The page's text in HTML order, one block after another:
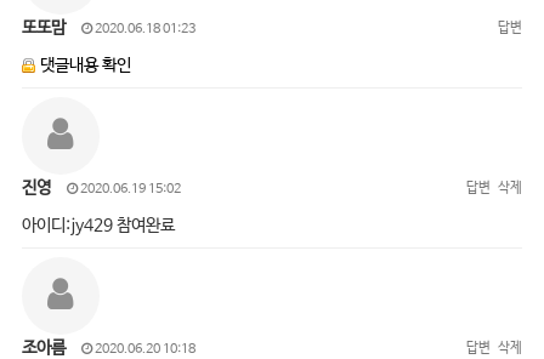
또또맘 2020.06.18 01:23 답변
댓글내용 확인
진영 2020.06.19 15:02 답변 삭제
아이디:jy429 참여완료
조아름 2020.06.20 10:18 답변 삭제